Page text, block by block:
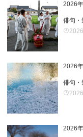
2026
俳句・
2026
俳句・
2026